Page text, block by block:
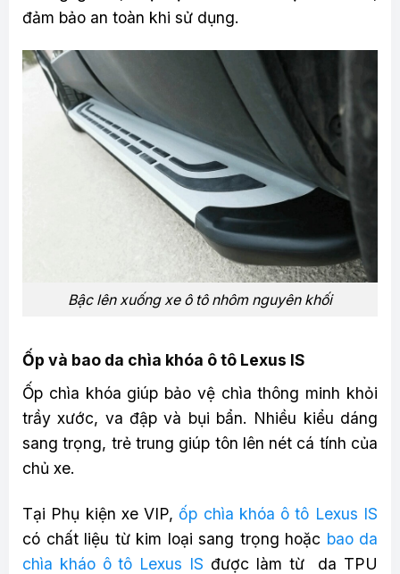
đảm bảo an toàn khi sử dụng.
Bậc lên xuống xe ô tô nhôm nguyên khối
Ốp và bao da chìa khóa ô tô Lexus IS
Ốp chìa khóa giúp bảo vệ chìa thông minh khỏi
trầy xước, va đập và bụi bẩn. Nhiều kiểu dáng
sang trọng, trẻ trung giúp tôn lên nét cá tính của
chủ xe.
Tại Phụ kiện xe VIP, ốp chìa khóa ô tô Lexus IS
có chất liệu từ kim loại sang trọng hoặc bao da
chìa kháo ô tô Lexus IS được làm từ da TPU